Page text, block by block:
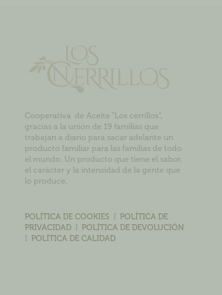
Cooperativa de Aceite “Los cerrillos”,
gracias a la unión de 19 familias que
trabajan a diario para sacar adelante un
producto familiar para las familias de todo
el mundo. Un producto que tiene el sabor,
el carácter y la intensidad de la gente que
lo produce.
POLÍTICA DE COOKIES I POLÍTICA DE
PRIVACIDAD I POLÍTICA DE DEVOLUCIÓN
I POLÍTICA DE CALIDAD